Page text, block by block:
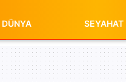
DÜNYA SEYAHAT